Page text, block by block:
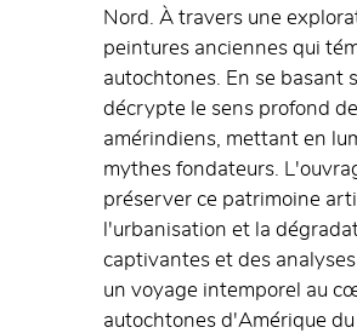
Nord. À travers une
peintures anciennes qui
autochtones. En se basant
décrypte le sens profond
amérindiens, mettant en
mythes fondateurs.
préserver ce patrimoine
l'urbanisation et la
captivantes et des
un voyage intemporel au
autochtones d'Amérique